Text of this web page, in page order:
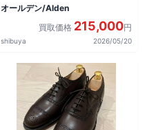
オールデン/Alden
買取価格 215,000円
shibuya 2026/05/20